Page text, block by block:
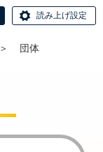
読み上げ設定
＞ 団体